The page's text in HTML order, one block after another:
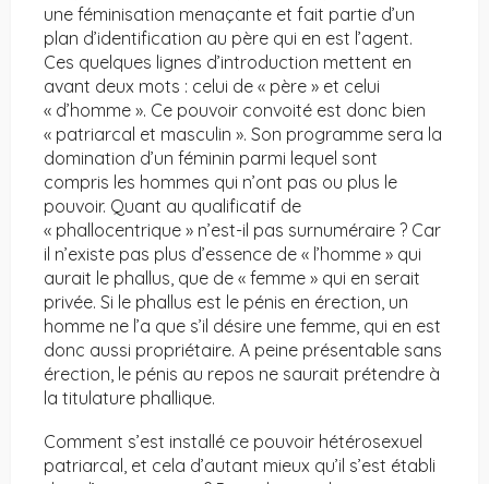
une féminisation menaçante et fait partie d’un
plan d’identification au père qui en est l’agent.
Ces quelques lignes d’introduction mettent en
avant deux mots : celui de « père » et celui
« d’homme ». Ce pouvoir convoité est donc bien
« patriarcal et masculin ». Son programme sera la
domination d’un féminin parmi lequel sont
compris les hommes qui n’ont pas ou plus le
pouvoir. Quant au qualificatif de
« phallocentrique » n’est-il pas surnuméraire ? Car
il n’existe pas plus d’essence de « l’homme » qui
aurait le phallus, que de « femme » qui en serait
privée. Si le phallus est le pénis en érection, un
homme ne l’a que s’il désire une femme, qui en est
donc aussi propriétaire. A peine présentable sans
érection, le pénis au repos ne saurait prétendre à
la titulature phallique.
Comment s’est installé ce pouvoir hétérosexuel
patriarcal, et cela d’autant mieux qu’il s’est établi